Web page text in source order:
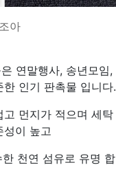
아
연말행사, 송년모임,
인기 판촉물 입니다.
먼지가 적으며 세탁
성이 높고
천연 섬유로 유명 합